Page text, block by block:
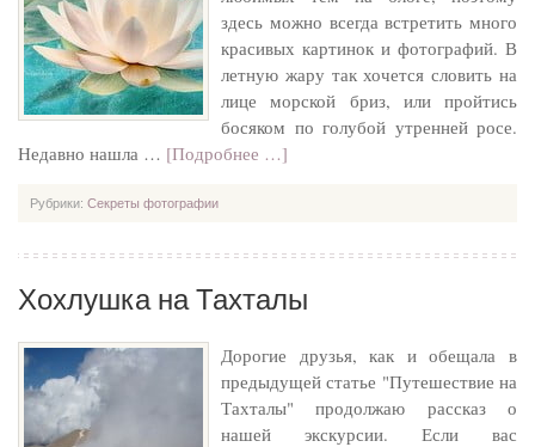
здесь можно всегда встретить много
красивых картинок и фотографий. В
летную жару так хочется словить на
лице морской бриз, или пройтись
босяком по голубой утренней росе.
Недавно нашла … [Подробнее …]
Рубрики: Секреты фотографии
Хохлушка на Тахталы
Дорогие друзья, как и обещала в
предыдущей статье "Путешествие на
Тахталы" продолжаю рассказ о
нашей экскурсии. Если вас